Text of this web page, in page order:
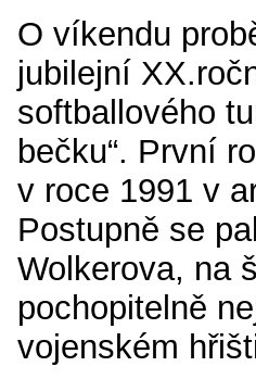
O víkendu
jubilejní
softballového
bečku“. První
v roce 1991 v
Postupně se
Wolkerova, na
pochopitelně
vojenském